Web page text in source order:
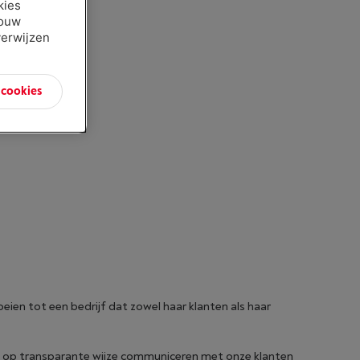
tot een bedrijf dat zowel haar klanten als haar
op transparante wijze communiceren met onze klanten